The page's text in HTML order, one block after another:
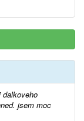
jsem moc